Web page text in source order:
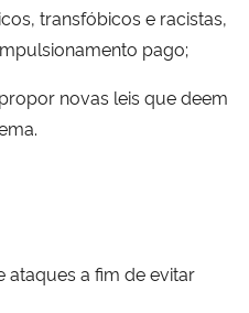
transfóbicos e racistas,
pago;
novas leis que deem
ataques a fim de evitar